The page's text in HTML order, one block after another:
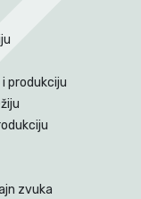
produkciju
zvuka